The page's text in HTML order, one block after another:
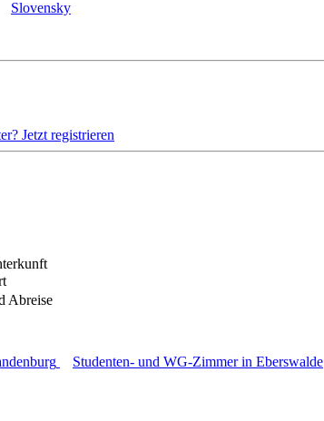
Slovensky
Jetzt registrieren
Abreise
Studenten- und WG-Zimmer in Eberswalde